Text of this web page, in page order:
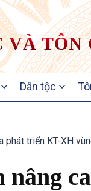
VÀ TÔN
Dân tộc
triển KT-XH
nâng